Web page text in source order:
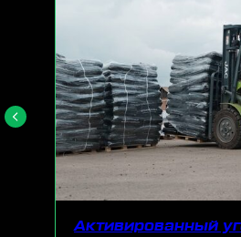
Активированный